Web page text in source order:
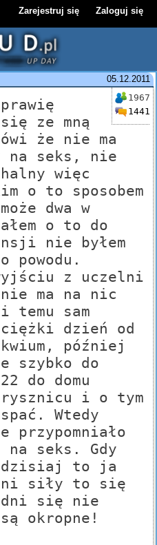
Zarejestruj się Zaloguj się
05.12.2011
1967
1441
ze mną
że nie ma
na seks, nie
więc
o to sposobem
dwa w
o to do
nie byłem
powodu.
z uczelni
ma na nic
sam
ciężki dzień od
później
szybko do
do domu
i o tym
Wtedy
przypomniało
na seks. Gdy
dzisiaj to ja
siły to się
się nie
okropne!